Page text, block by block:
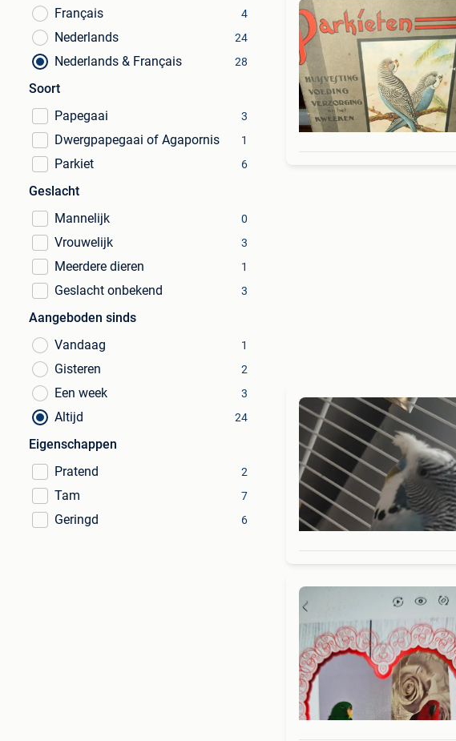
Français
4
Nederlands 24
Nederlands & Français 28
Soort
Papegaai
3
Dwergpapegaai of Agapornis 1
Parkiet 6
Geslacht
Mannelijk
0
Vrouwelijk 3
Meerdere dieren 1
Geslacht onbekend 3
Aangeboden sinds
Vandaag
1
Gisteren 2
Een week 3
Altijd 24
Eigenschappen
Pratend
2
Tam 7
Geringd 6